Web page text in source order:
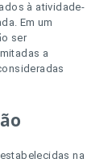
à atividade-
Em um
ser
a
na